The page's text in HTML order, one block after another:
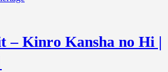
– Kinro Kansha no Hi |